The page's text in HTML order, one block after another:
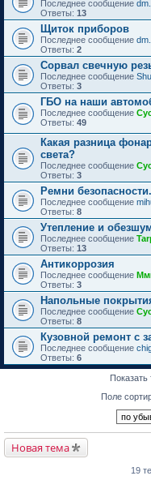
Последнее сообщение
Ответы: 13
Щиток приборов
Последнее сообщение
Ответы: 2
Сорвал свечную
Последнее сообщение
Ответы: 3
ГБО на наши
Последнее сообщение
Ответы: 49
Какая разница
света?
Последнее сообщение
Ответы: 3
Ремни безопасности.
Последнее сообщение
Ответы: 8
Утепление и
Последнее сообщение
Ответы: 13
Антикоррозия
Последнее сообщение
Ответы: 3
Напольные
Последнее сообщение
Ответы: 8
Кузовной ремонт с
Последнее сообщение
Ответы: 6
Поле
Новая тема
19